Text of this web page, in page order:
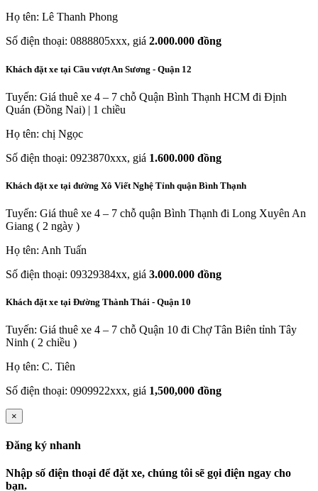
Họ tên: Lê Thanh Phong
Số điện thoại: 0888805xxx, giá 2.000.000 đồng
Khách đặt xe tại Cầu vượt An Sương - Quận 12
Tuyến: Giá thuê xe 4 – 7 chỗ Quận Bình Thạnh HCM đi Định
Quán (Đồng Nai) | 1 chiều
Họ tên: chị Ngọc
Số điện thoại: 0923870xxx, giá 1.600.000 đồng
Khách đặt xe tại đường Xô Viết Nghệ Tỉnh quận Bình Thạnh
Tuyến: Giá thuê xe 4 – 7 chỗ quận Bình Thạnh đi Long Xuyên An
Giang ( 2 ngày )
Họ tên: Anh Tuấn
Số điện thoại: 09329384xx, giá 3.000.000 đồng
Khách đặt xe tại Đường Thành Thái - Quận 10
Tuyến: Giá thuê xe 4 – 7 chỗ Quận 10 đi Chợ Tân Biên tỉnh Tây
Ninh ( 2 chiều )
Họ tên: C. Tiên
Số điện thoại: 0909922xxx, giá 1,500,000 đồng
×
Đăng ký nhanh
Nhập số điện thoại để đặt xe, chúng tôi sẽ gọi điện ngay cho
bạn.